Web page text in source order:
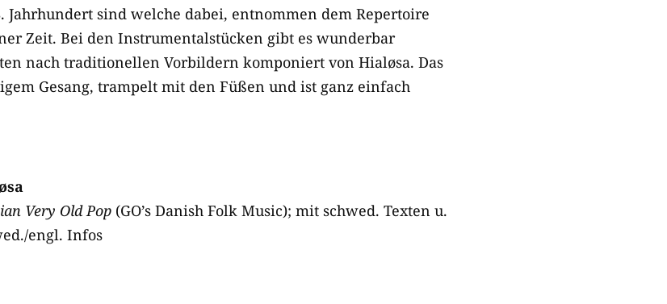
Jahrhundert sind welche dabei, entnommen dem Repertoire
Zeit. Bei den Instrumentalstücken gibt es wunderbar
nach traditionellen Vorbildern komponiert von Hialøsa. Das
Gesang, trampelt mit den Füßen und ist ganz einfach
Very Old Pop (GO’s Danish Folk Music); mit schwed. Texten u.
engl. Infos